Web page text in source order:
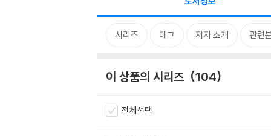
시리즈 태그 저자 소개 관련
이 상품의 시리즈 104
전체선택